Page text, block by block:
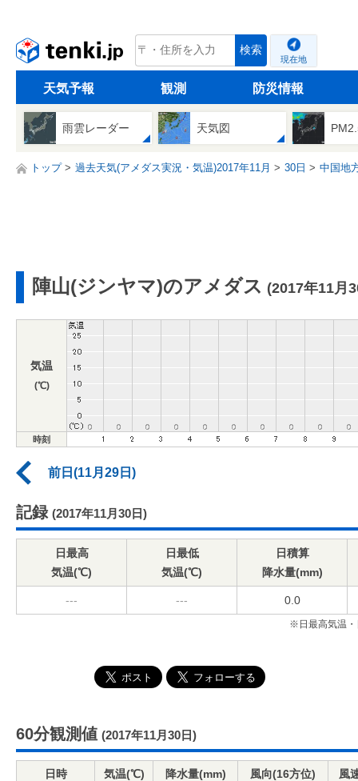
tenki.jp 検索
現在地
天気予報 観測 防災情報
雨雲レーダー 天気図
トップ 過去天気(アメダス実況・気温)2017年11月 30日 中国地
陣山(ジンヤマ)のアメダス (2017年11月
気温
(℃)
時刻
前日(11月29日)
記録 (2017年11月30日)
日最高
気温(℃)
日最低
気温(℃)
日積算
降水量(mm)
--- --- 0.0
※日最高気温・
60分観測値 (2017年11月30日)
日時 気温(℃) 降水量(mm) 風向(16方位) 風